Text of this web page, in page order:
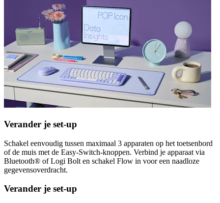
Verander je set-up
Schakel eenvoudig tussen maximaal 3 apparaten op het toetsenbord
of de muis met de Easy-Switch-knoppen. Verbind je apparaat via
Bluetooth® of Logi Bolt en schakel Flow in voor een naadloze
gegevensoverdracht.
Verander je set-up